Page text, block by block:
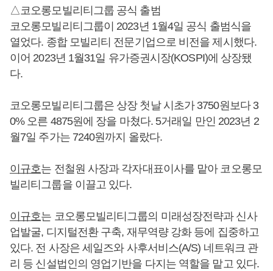
△코오롱모빌리티그룹 공식 출범
코오롱모빌리티그룹이 2023년 1월4일 공식 출범식을
열었다. 종합 모빌리티 전문기업으로 비전을 제시했다.
이어 2023년 1월31일 유가증권시장(KOSPI)에 상장됐
다.
코오롱모빌리티그룹은 상장 첫날 시초가 3750원보다 3
0% 오른 4875원에 장을 마쳤다. 5거래일 만인 2023년 2
월7일 주가는 7240원까지 올랐다.
이규호는 전철원 사장과 각자대표이사를 맡아 코오롱모
빌리티그룹을 이끌고 있다.
이규호는 코오롱모빌리티그룹의 미래성장전략과 신사
업발굴, 디지털전환 구축, 재무역량 강화 등에 집중하고
있다. 전 사장은 세일즈와 사후서비스(A/S) 네트워크 관
리 등 신설법인의 영업기반을 다지는 역할을 맡고 있다.